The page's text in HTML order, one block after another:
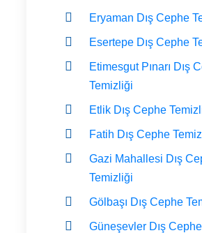
Eryaman Dış Cephe
Esertepe Dış Cephe
Etimesgut Pınarı Dış
Temizliği
Etlik Dış Cephe
Fatih Dış Cephe
Gazi Mahallesi Dış
Temizliği
Gölbaşı Dış Cephe
Güneşevler Dış